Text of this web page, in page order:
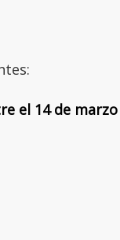
el 14 de marzo